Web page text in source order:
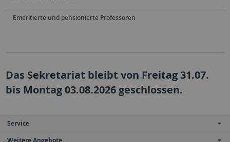
Emeritierte und pensionierte Professoren
Das Sekretariat bleibt von Freitag 31.07.
bis Montag 03.08.2026 geschlossen.
Service